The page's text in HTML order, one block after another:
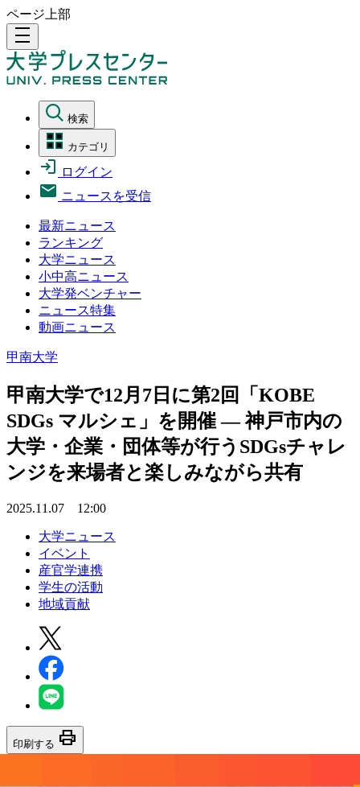
ページ上部
density_medium
検索
カテゴリ
ログイン
ニュースを受信
最新ニュース
ランキング
大学ニュース
小中高ニュース
大学発ベンチャー
ニュース特集
動画ニュース
甲南大学
甲南大学で12月7日に第2回「KOBE
SDGs マルシェ」を開催 ― 神戸市内の
大学・企業・団体等が行うSDGsチャレ
ンジを来場者と楽しみながら共有
2025.11.07 12:00
大学ニュース
イベント
産官学連携
学生の活動
地域貢献
印刷する print